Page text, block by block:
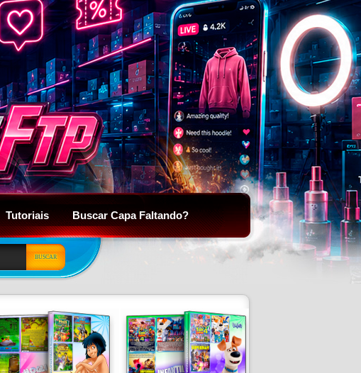
Tutoriais Buscar Capa Faltando?
BUSCAR